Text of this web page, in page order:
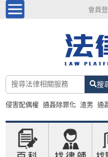
會員
搜
侵害配偶權 通姦除罪化 渣男 通